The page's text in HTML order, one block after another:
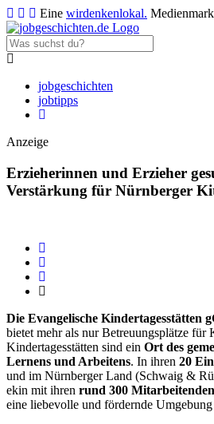
Eine wirdenkenlokal.
jobgeschichten
jobtipps
Anzeige
Erzieherinnen und Erzieher
Verstärkung für Nürnberger
Die Evangelische Kindertagesstätten
bietet mehr als nur Betreuungsplätze für
Kindertagesstätten sind ein Ort des
Lernens und Arbeitens. In ihren 20
und im Nürnberger Land (Schwaig &
ekin mit ihren rund 300 Mitarbeitenden
eine liebevolle und fördernde